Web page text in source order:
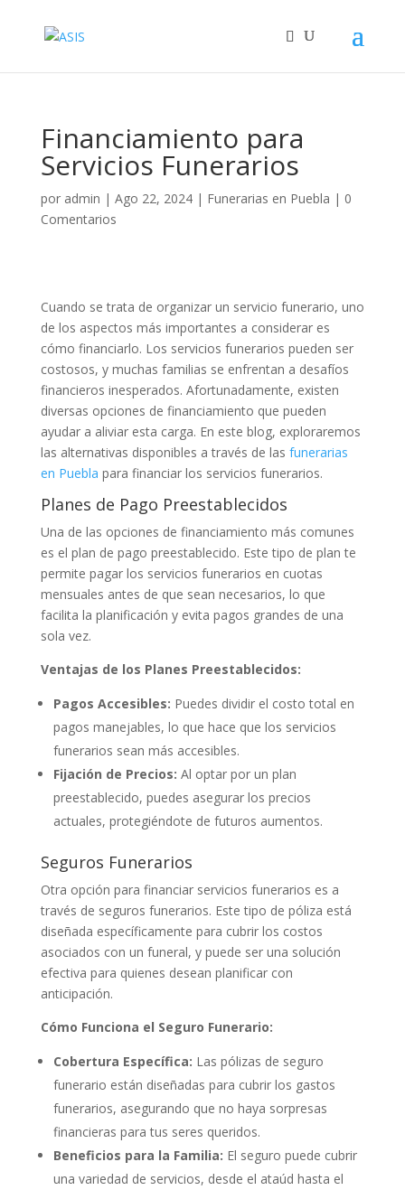
Financiamiento para
Servicios Funerarios
por admin | Ago 22, 2024| Funerarias en Puebla | 0
Comentarios
Cuando se trata de organizar un servicio funerario, uno
de los aspectos más importantes a considerar es
cómo financiarlo. Los servicios funerarios pueden ser
costosos, y muchas familias se enfrentan a desafíos
financieros inesperados. Afortunadamente, existen
diversas opciones de financiamiento que pueden
ayudar a aliviar esta carga. En este blog, exploraremos
las alternativas disponibles a través de las funerarias
en Puebla para financiar los servicios funerarios.
Planes de Pago Preestablecidos
Una de las opciones de financiamiento más comunes
es el plan de pago preestablecido. Este tipo de plan te
permite pagar los servicios funerarios en cuotas
mensuales antes de que sean necesarios, lo que
facilita la planificación y evita pagos grandes de una
sola vez.
Ventajas de los Planes Preestablecidos:
Pagos Accesibles: Puedes dividir el costo total en
pagos manejables, lo que hace que los servicios
funerarios sean más accesibles.
Fijación de Precios: Al optar por un plan
preestablecido, puedes asegurar los precios
actuales, protegiéndote de futuros aumentos.
Seguros Funerarios
Otra opción para financiar servicios funerarios es a
través de seguros funerarios. Este tipo de póliza está
diseñada específicamente para cubrir los costos
asociados con un funeral, y puede ser una solución
efectiva para quienes desean planificar con
anticipación.
Cómo Funciona el Seguro Funerario:
Cobertura Específica: Las pólizas de seguro
funerario están diseñadas para cubrir los gastos
funerarios, asegurando que no haya sorpresas
financieras para tus seres queridos.
Beneficios para la Familia: El seguro puede cubrir
una variedad de servicios, desde el ataúd hasta el